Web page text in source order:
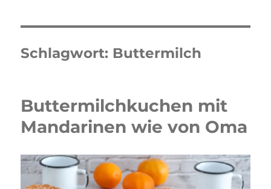
Schlagwort: Buttermilch
Buttermilchkuchen mit
Mandarinen wie von Oma